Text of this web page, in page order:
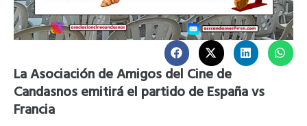
La Asociación de Amigos del Cine de
Candasnos emitirá el partido de España vs
Francia